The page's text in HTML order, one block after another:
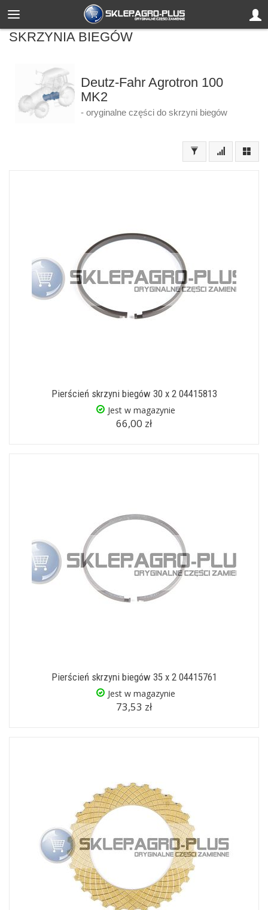
SKRZYNIA BIEGÓW
Deutz-Fahr Agrotron 100
MK2
- oryginalne części do skrzyni biegów
Pierścień skrzyni biegów 30 x 2 04415813
Jest w magazynie
66,00 zł
Pierścień skrzyni biegów 35 x 2 04415761
Jest w magazynie
73,53 zł